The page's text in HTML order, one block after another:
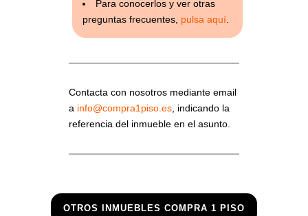
Para conocerlos y ver otras
preguntas frecuentes, pulsa aquí.
Contacta con nosotros mediante email
a info@compra1piso.es , indicando la
referencia del inmueble en el asunto.
OTROS INMUEBLES COMPRA 1 PISO